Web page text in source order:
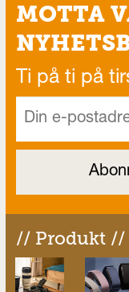
MOTTA
Ti på ti på
// Produkt //